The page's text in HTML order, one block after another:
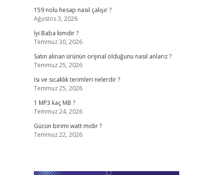
159 nolu hesap nasıl çalışır ?
Ağustos 3, 2026
İyi Baba kimdir ?
Temmuz 30, 2026
Satın alınan ürünün orijinal olduğunu nasıl anlarız ?
Temmuz 25, 2026
Isı ve sıcaklık terimleri nelerdir ?
Temmuz 25, 2026
1 MP3 kaç MB ?
Temmuz 24, 2026
Gücün birimi watt mıdır ?
Temmuz 22, 2026